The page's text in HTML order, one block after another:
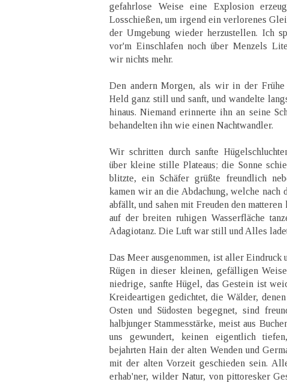
gefahrlose Weise eine Explosion
Losschießen, um irgend ein verlorenes
der Umgebung wieder herzustellen. Ich
vor'm Einschlafen noch über Menzels
wir nichts mehr.
Den andern Morgen, als wir in der Frühe
Held ganz still und sanft, und wandelte
hinaus. Niemand erinnerte ihn an seine
behandelten ihn wie einen Nachtwandler.
Wir schritten durch sanfte
über kleine stille Plateaus; die Sonne
blitzte, ein Schäfer grüßte freundlich
kamen wir an die Abdachung, welche nach
abfällt, und sahen mit Freuden den matteren
auf der breiten ruhigen Wasserfläche
Adagiotanz. Die Luft war still und Alles
Das Meer ausgenommen, ist aller Eindruck
Rügen in dieser kleinen, gefälligen
niedrige, sanfte Hügel, das Gestein ist
Kreideartigen gedichtet, die Wälder,
Osten und Südosten begegnet, sind
halbjunger Stammesstärke, meist aus
uns gewundert, keinen eigentlich
bejahrten Hain der alten Wenden und
mit der alten Vorzeit geschieden sein.
erhab'ner, wilder Natur, von pittoresker